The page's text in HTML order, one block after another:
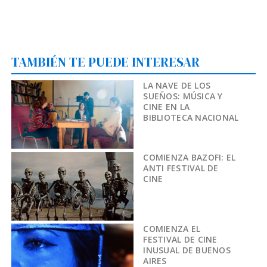
TAMBIÉN TE PUEDE INTERESAR
LA NAVE DE LOS
SUEÑOS: MÚSICA Y
CINE EN LA
BIBLIOTECA NACIONAL
COMIENZA BAZOFI: EL
ANTI FESTIVAL DE
CINE
COMIENZA EL
FESTIVAL DE CINE
INUSUAL DE BUENOS
AIRES